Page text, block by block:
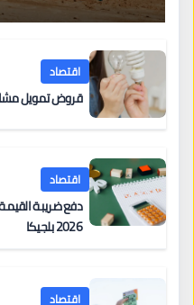
اقتصاد
قروض تمويل
اقتصاد
دفع ضريبة
2026 بلجيكا
اقتصاد